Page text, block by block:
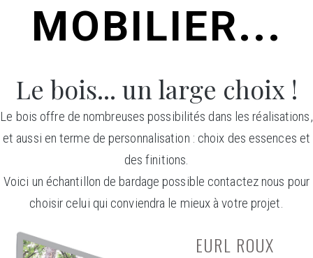
MOBILIER...
Le bois... un large choix !
Le bois offre de nombreuses possibilités dans les réalisations,
et aussi en terme de personnalisation : choix des essences et
des finitions.
Voici un échantillon de bardage possible contactez nous pour
choisir celui qui conviendra le mieux à votre projet.
EURL ROUX